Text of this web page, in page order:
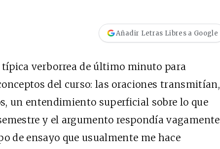
Añadir Letras Libres a Google
típica verborrea de último minuto para
del curso: las oraciones transmitían,
un entendimiento superficial sobre lo que
y el argumento respondía vagamente
de ensayo que usualmente me hace